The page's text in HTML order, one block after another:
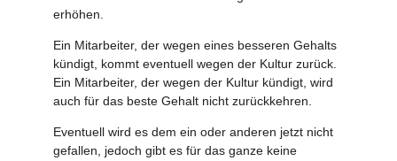
erhöhen.
Ein Mitarbeiter, der wegen eines besseren Gehalts
kündigt, kommt eventuell wegen der Kultur zurück.
Ein Mitarbeiter, der wegen der Kultur kündigt, wird
auch für das beste Gehalt nicht zurückkehren.
Eventuell wird es dem ein oder anderen jetzt nicht
gefallen, jedoch gibt es für das ganze keine